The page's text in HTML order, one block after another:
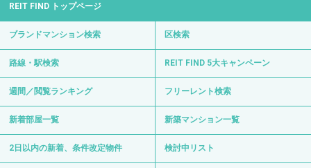
REIT FIND トップページ
ブランドマンション検索 区検索
路線・駅検索 REIT FIND 5大キャンペーン
週間／閲覧ランキング フリーレント検索
新着部屋一覧 新築マンション一覧
2日以内の新着、条件改定物件 検討中リスト